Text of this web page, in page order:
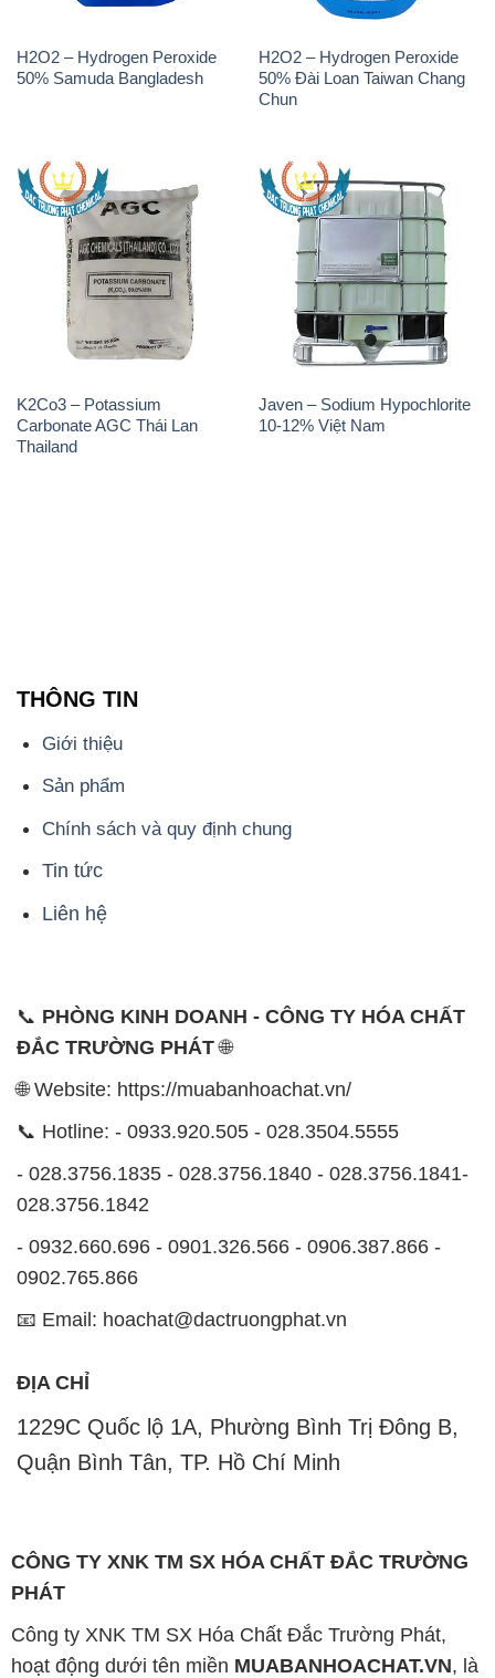
H2O2 – Hydrogen Peroxide
50% Samuda Bangladesh
H2O2 – Hydrogen Peroxide
50% Đài Loan Taiwan Chang
Chun
K2Co3 – Potassium
Carbonate AGC Thái Lan
Thailand
Javen – Sodium Hypochlorite
10-12% Việt Nam
THÔNG TIN
Giới thiệu
Sản phẩm
Chính sách và quy định chung
Tin tức
Liên hệ
📞 PHÒNG KINH DOANH - CÔNG TY HÓA CHẤT
ĐẮC TRƯỜNG PHÁT🌐
🌐 Website: https://muabanhoachat.vn/
📞 Hotline: - 0933.920.505 - 028.3504.5555
- 028.3756.1835 - 028.3756.1840 - 028.3756.1841-
028.3756.1842
- 0932.660.696 - 0901.326.566 - 0906.387.866 -
0902.765.866
📧 Email: hoachat@dactruongphat.vn
ĐỊA CHỈ
1229C Quốc lộ 1A, Phường Bình Trị Đông B,
Quận Bình Tân, TP. Hồ Chí Minh
CÔNG TY XNK TM SX HÓA CHẤT ĐẮC TRƯỜNG
PHÁT
Công ty XNK TM SX Hóa Chất Đắc Trường Phát,
hoạt động dưới tên miền MUABANHOACHAT.VN, là